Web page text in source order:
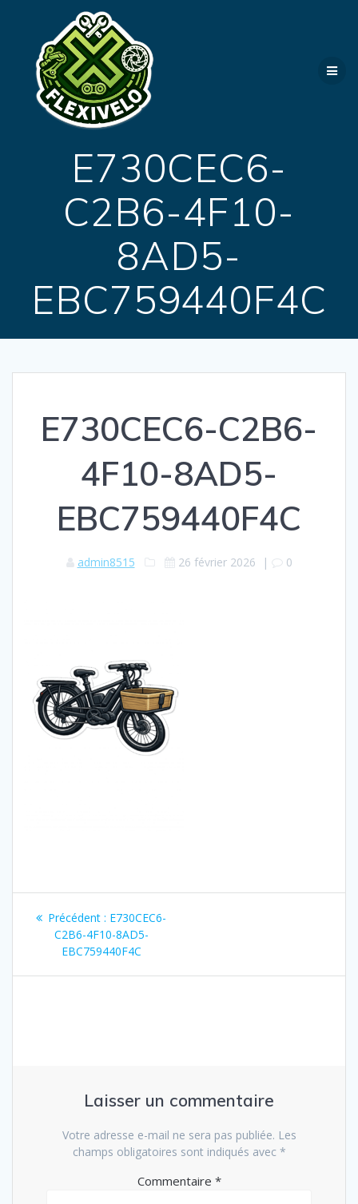
E730CEC6-
C2B6-4F10-
8AD5-
EBC759440F4C
E730CEC6-C2B6-
4F10-8AD5-
EBC759440F4C
admin8515 26 février 2026 | 0
Navigation
l’article
Précédent : Article
précédent
:
E730CEC6-
C2B6-4F10-8AD5-
EBC759440F4C
Laisser un commentaire
Votre adresse e-mail ne sera pas publiée. Les
champs obligatoires sont indiqués avec *
Commentaire *